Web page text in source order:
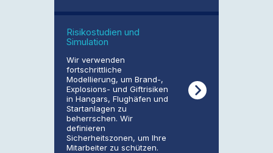
Risikostudien und
Simulation
Wir verwenden
fortschrittliche
Modellierung, um Brand-,
Explosions- und Giftrisiken
in Hangars, Flughäfen und
Startanlagen zu
beherrschen. Wir
definieren
Sicherheitszonen, um Ihre
Mitarbeiter zu schützen.